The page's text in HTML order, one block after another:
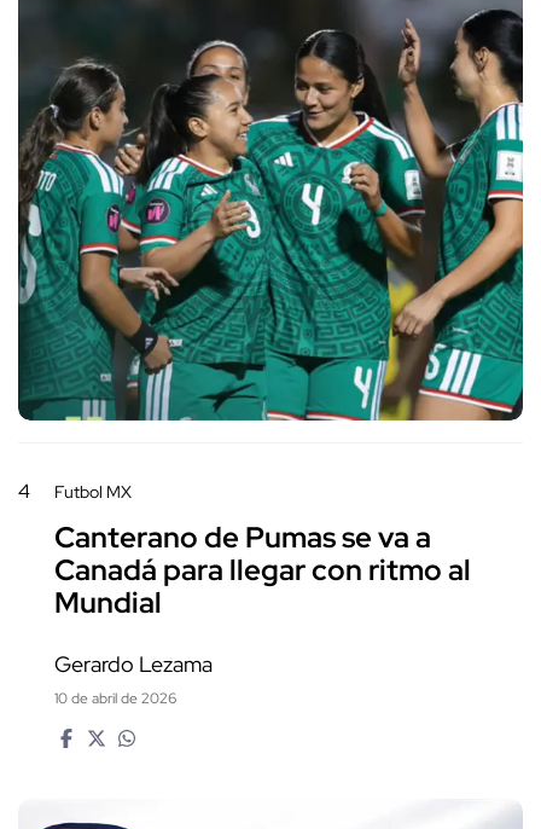
4 Futbol MX
Canterano de Pumas se va a
Canadá para llegar con ritmo al
Mundial
Gerardo Lezama
10 de abril de 2026